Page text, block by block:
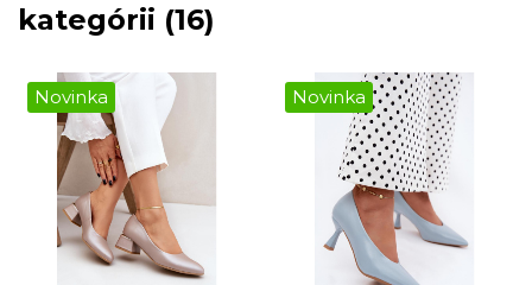
kategórii (16)
Novinka Novinka